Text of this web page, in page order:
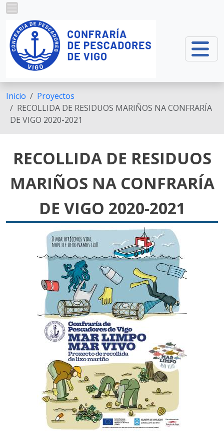
Pasar al contenido principal
Inicio
Proyectos
RECOLLIDA DE RESIDUOS MARIÑOS NA CONFRARÍA
DE VIGO 2020-2021
RECOLLIDA DE RESIDUOS
MARIÑOS NA CONFRARÍA
DE VIGO 2020-2021